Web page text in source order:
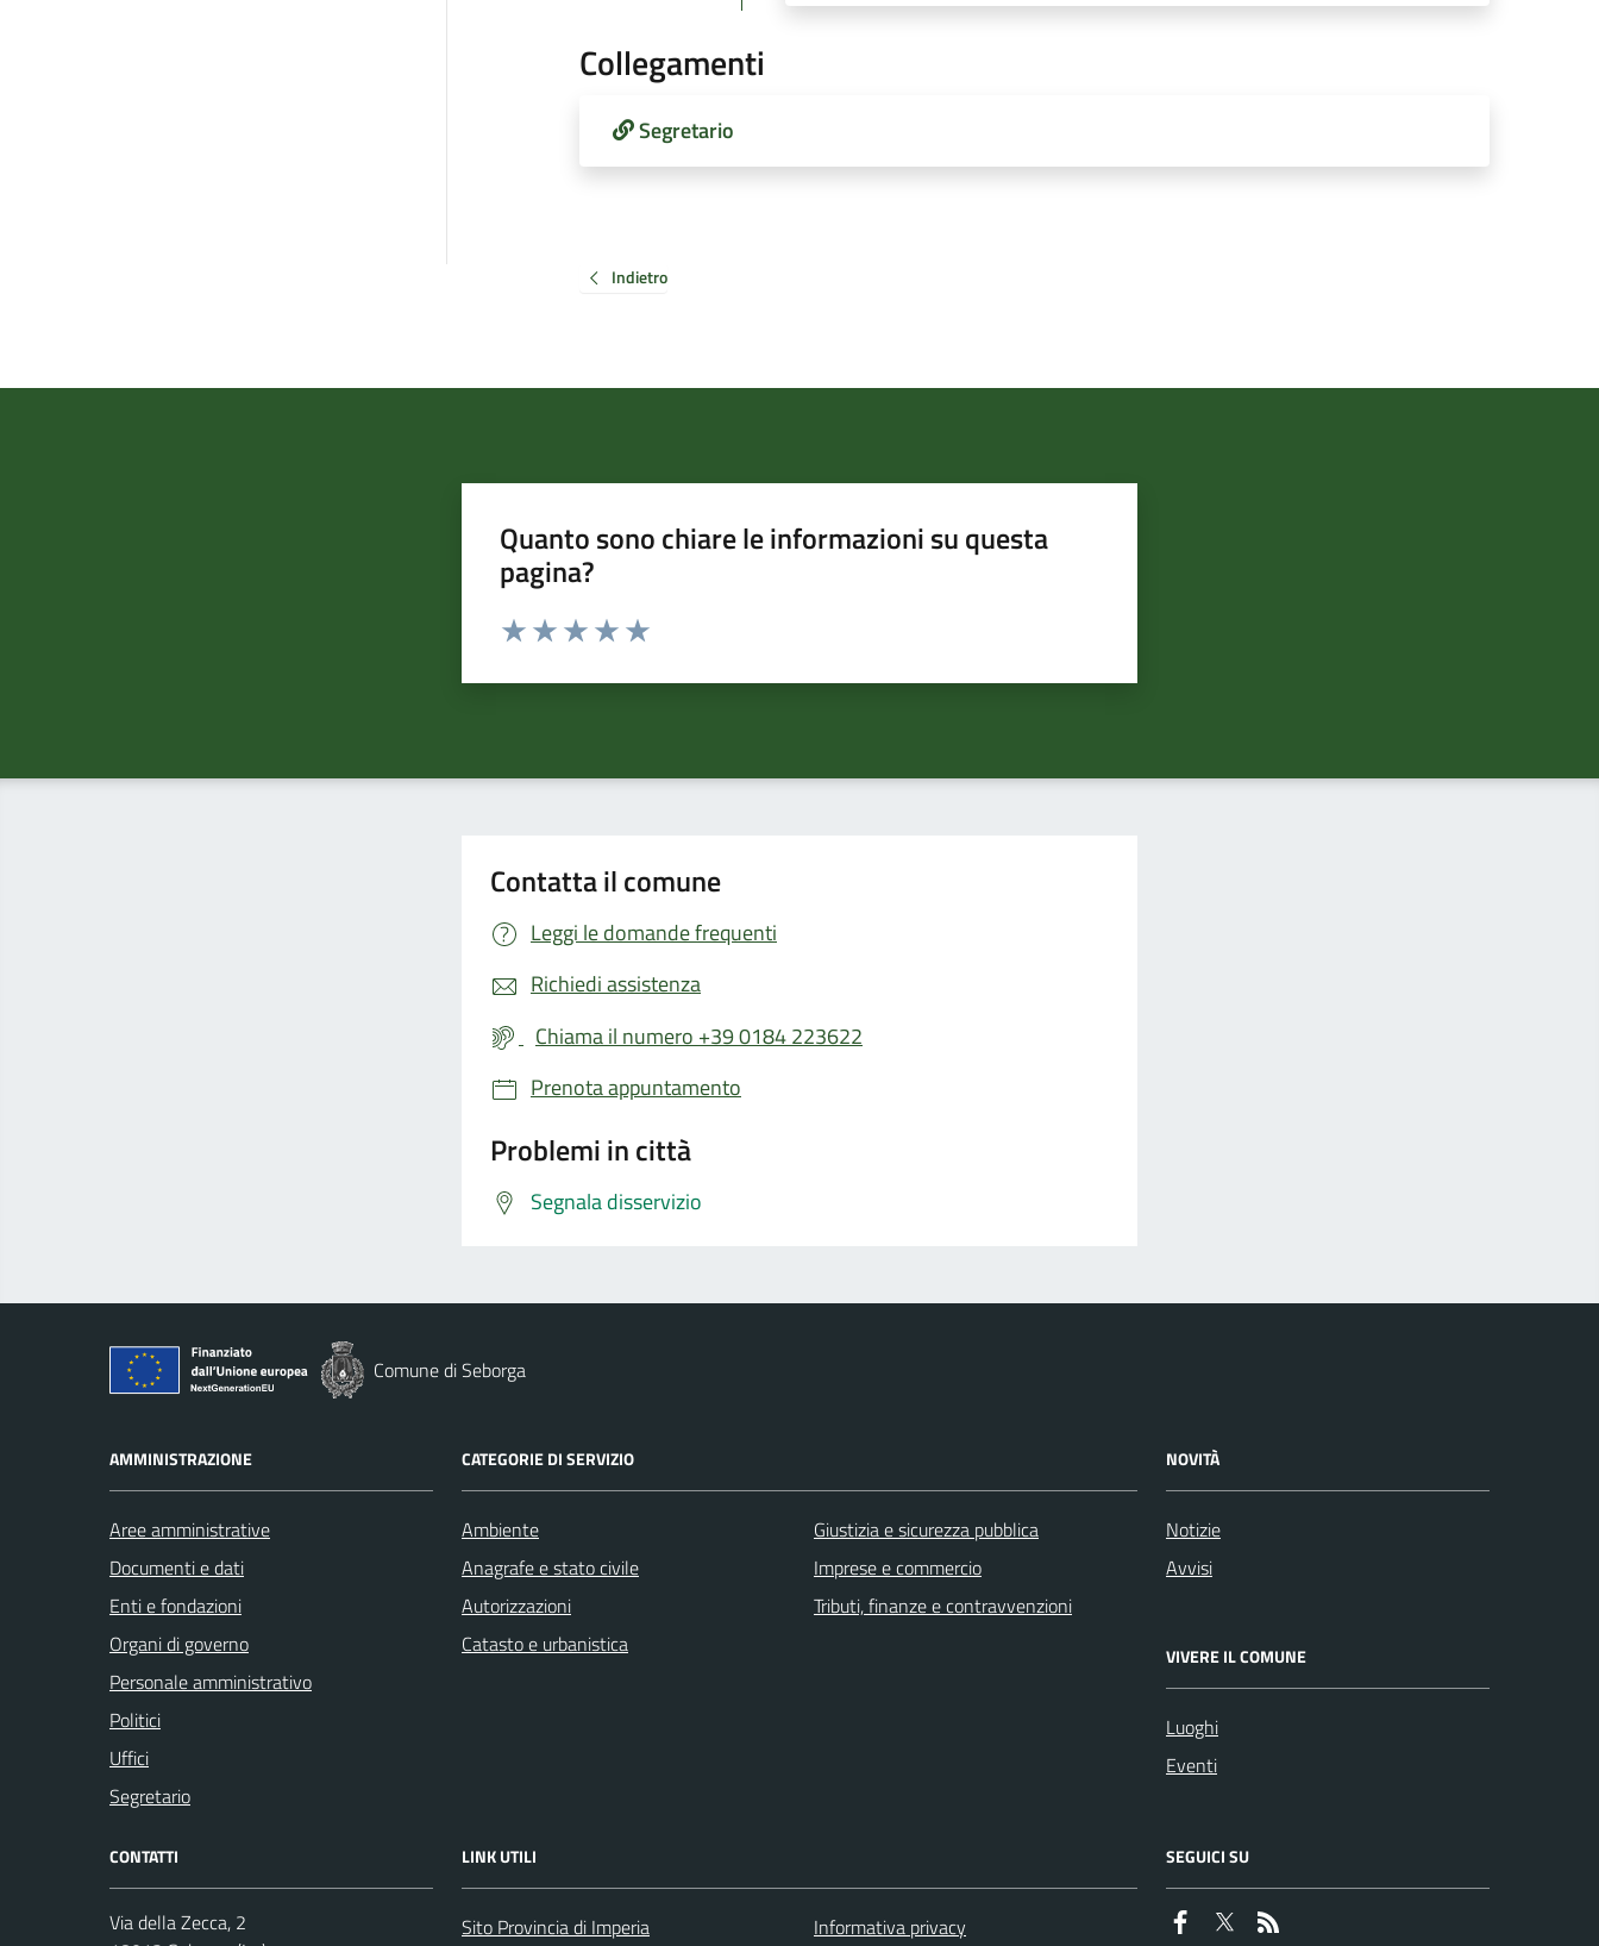
Collegamenti
Segretario
Indietro
Quanto sono chiare le informazioni su questa
pagina?
Valuta da 1 a 5 stelle la pagina
Contatta il comune
Leggi le domande frequenti
Richiedi assistenza
Chiama il numero +39 0184 223622
Prenota appuntamento
Problemi in città
Segnala disservizio
Comune di Seborga
AMMINISTRAZIONE
Aree amministrative
Documenti e dati
Enti e fondazioni
Organi di governo
Personale amministrativo
Politici
Uffici
Segretario
CATEGORIE DI SERVIZIO
Ambiente
Anagrafe e stato civile
Autorizzazioni
Catasto e urbanistica
Giustizia e sicurezza pubblica
Imprese e commercio
Tributi, finanze e contravvenzioni
NOVITÀ
Notizie
Avvisi
VIVERE IL COMUNE
Luoghi
Eventi
CONTATTI
Via della Zecca, 2
LINK UTILI
Sito Provincia di Imperia Informativa privacy
SEGUICI SU